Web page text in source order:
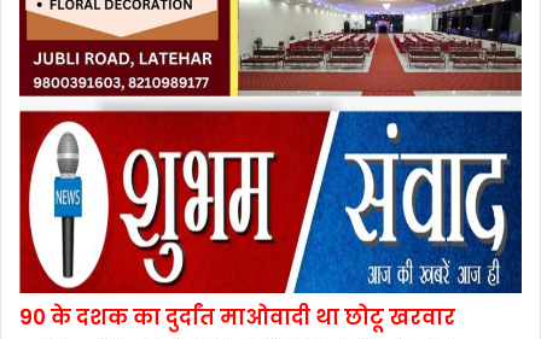
90 के दशक का दुर्दांत माओवादी था छोटू खरवार